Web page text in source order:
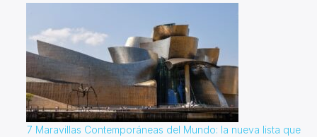
7 Maravillas Contemporáneas del Mundo: la nueva lista que